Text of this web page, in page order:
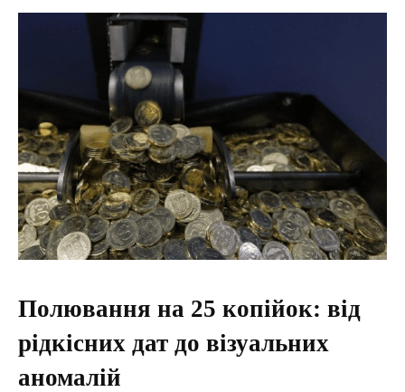
Полювання на 25 копійок: від
рідкісних дат до візуальних
аномалій